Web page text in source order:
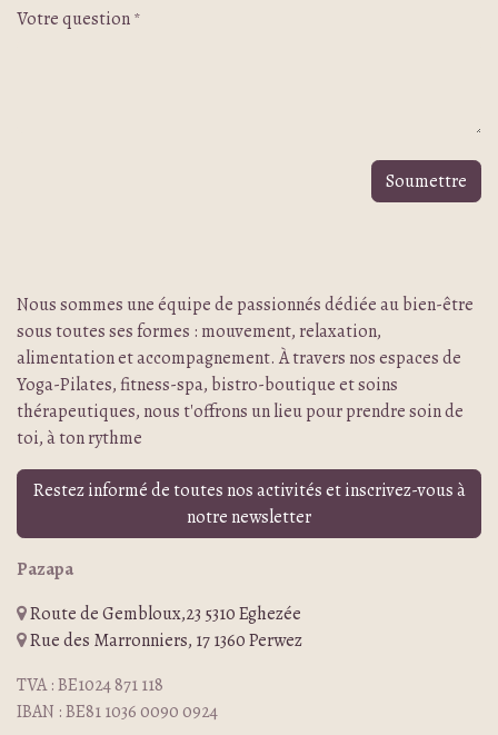
Votre question *
Soumettre
Nous sommes une équipe de passionnés dédiée au bien-être
sous toutes ses formes : mouvement, relaxation,
alimentation et accompagnement. À travers nos espaces de
Yoga-Pilates, fitness-spa, bistro-boutique et soins
thérapeutiques, nous t'offrons un lieu pour prendre soin de
toi, à ton rythme
Restez informé de toutes nos activités et inscrivez-vous à
notre newsletter
Pazapa
Route de Gembloux,23 5310 Eghezée
Rue des Marronniers, 17 1360 Perwez
TVA : BE1024 871 118
IBAN : BE81 1036 0090 0924